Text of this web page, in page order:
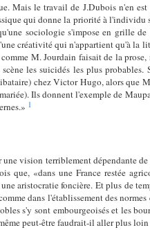
Mais le travail de J.Dubois n'en
qui donne la priorité à
sociologie s'impose en grille
créativité qui n'appartient qu'à
M. Jourdain faisait de la
les suicidés les plus
chez Victor Hugo, alors que
Ils donnent l'exemple de
1
une vision terriblement dépendante
que, «dans une France restée
aristocratie foncière. Et plus de
dans l'établissement des
s'y sont embourgeoisés et les
peut-être faudrait-il aller plus loin